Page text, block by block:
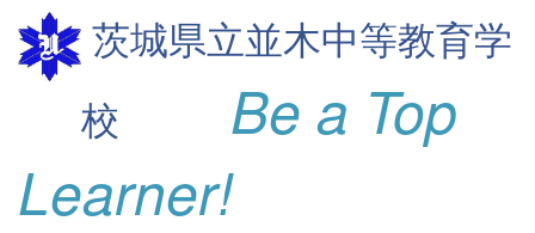
茨城県立並木中等教育学
校
Be a Top
Learner!